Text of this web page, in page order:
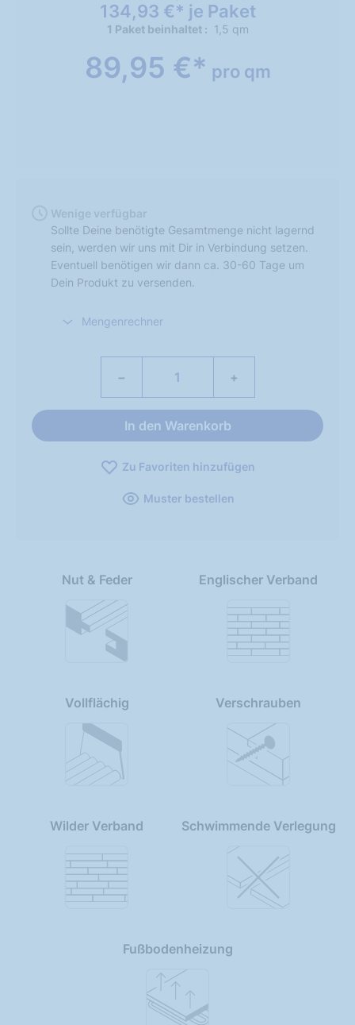
134,93 €* je Paket
1 Paket beinhaltet 1,5 qm
89,95 €* pro qm
Wenige verfügbar
Sollte Deine benötigte Gesamtmenge nicht lagernd
sein, werden wir uns mit Dir in Verbindung setzen.
Eventuell benötigen wir dann ca. 30-60 Tage um
Dein Produkt zu versenden.
Mengenrechner
− +
In den Warenkorb
Zu Favoriten hinzufügen
Muster bestellen
Nut & Feder Englischer Verband
Vollflächig Verschrauben
Wilder Verband Schwimmende Verlegung
Fußbodenheizung